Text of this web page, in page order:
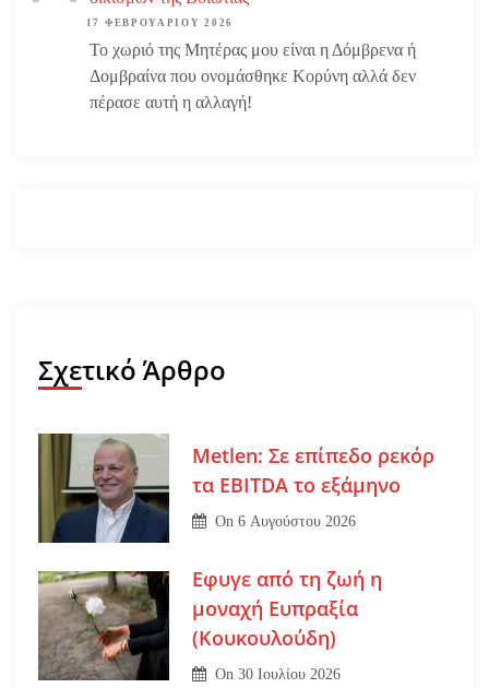
17 ΦΕΒΡΟΥΑΡΊΟΥ 2026
Το χωριό της Μητέρας μου είναι η Δόμβρενα ή
Δομβραίνα που ονομάσθηκε Κορύνη αλλά δεν
πέρασε αυτή η αλλαγή!
Σχετικό Άρθρο
Metlen: Σε επίπεδο ρεκόρ
τα EBITDA το εξάμηνο
On6 Αυγούστου 2026
Εφυγε από τη ζωή η
μοναχή Ευπραξία
(Κουκουλούδη)
On30 Ιουλίου 2026